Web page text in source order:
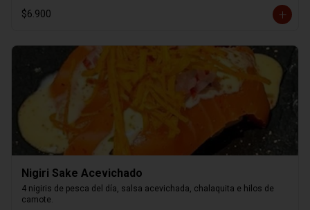
$6.900
Nigiri Sake Acevichado
4 nigiris de pesca del día, salsa acevichada, chalaquita e hilos de
camote.